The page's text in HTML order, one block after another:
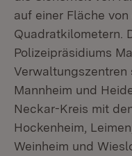
auf einer Fläche von
Quadratkilometern.
Polizeipräsidiums
Mannheim und
Neckar-Kreis mit
Hockenheim,
Weinheim und